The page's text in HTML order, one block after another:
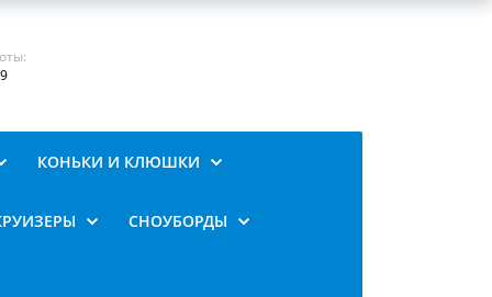
КОНЬКИ И КЛЮШКИ
СНОУБОРДЫ